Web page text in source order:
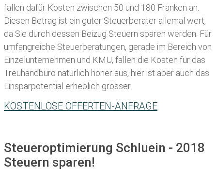
fallen dafür Kosten zwischen 50 und 180 Franken an.
Diesen Betrag ist ein guter Steuerberater allemal wert,
da Sie durch dessen Beizug Steuern sparen werden. Für
umfangreiche Steuerberatungen, gerade im Bereich von
Einzelunternehmen und KMU, fallen die Kosten für das
Treuhandbüro natürlich höher aus, hier ist aber auch das
Einsparpotential erheblich grösser.
KOSTENLOSE OFFERTEN-ANFRAGE
Steueroptimierung Schluein - 2018
Steuern sparen!